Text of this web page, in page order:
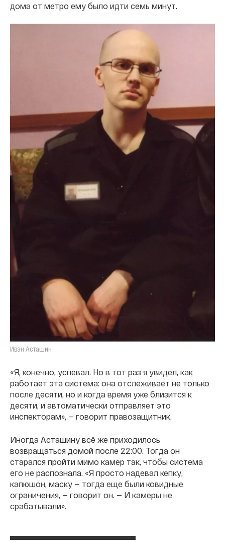
дома от метро ему было идти семь минут.
Иван Асташин
«Я, конечно, успевал. Но в тот раз я увидел, как
работает эта система: она отслеживает не только
после десяти, но и когда время уже близится к
десяти, и автоматически отправляет это
инспекторам», — говорит правозащитник.
Иногда Асташину всё же приходилось
возвращаться домой после 22:00. Тогда он
старался пройти мимо камер так, чтобы система
его не распознала. «Я просто надевал кепку,
капюшон, маску — тогда еще были ковидные
ограничения, — говорит он. — И камеры не
срабатывали».